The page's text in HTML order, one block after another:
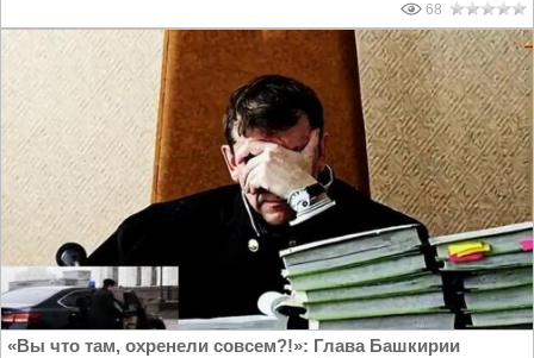
68
«Вы что там, охренели совсем?!»: Глава Башкирии